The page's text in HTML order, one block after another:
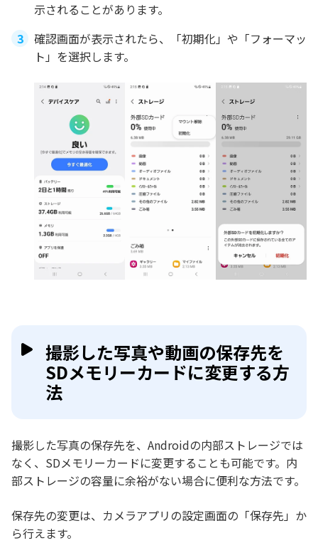
示されることがあります。
確認画面が表示されたら、「初期化」や「フォーマッ
ト」を選択します。
撮影した写真や動画の保存先を
SDメモリーカードに変更する方
法
撮影した写真の保存先を、Androidの内部ストレージでは
なく、SDメモリーカードに変更することも可能です。内
部ストレージの容量に余裕がない場合に便利な方法です。
保存先の変更は、カメラアプリの設定画面の「保存先」か
ら行えます。